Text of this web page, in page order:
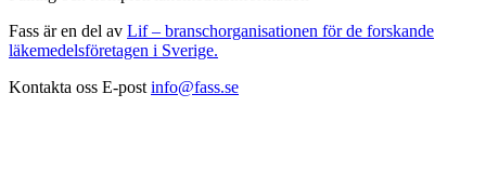
Fass är en del av Lif – branschorganisationen för de forskande
läkemedelsföretagen i Sverige.
Kontakta oss E-post info@fass.se